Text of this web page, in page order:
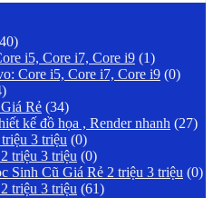
i5, Core i7, Core i9 (1)
Core i5, Core i7, Core i9 (0)
Rẻ (34)
kế đồ họa , Render nhanh (27)
3 triệu (0)
triệu 3 triệu (0)
Sinh Cũ Giá Rẻ 2 triệu 3 triệu (0)
triệu 3 triệu (61)